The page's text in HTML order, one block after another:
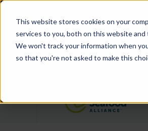
This website stores cookies on your
services to you, both on this website
We won't track your information when
so that you're not asked to make this